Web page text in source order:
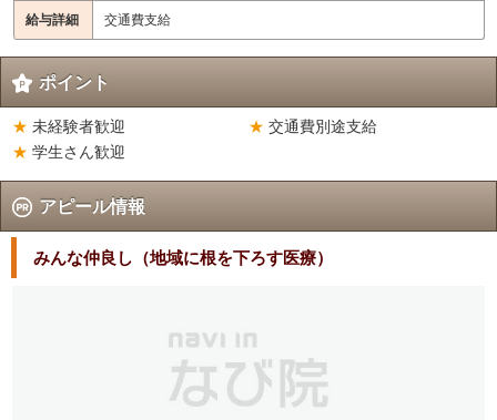
給与詳細 交通費支給
ポイント
未経験者歓迎
交通費別途支給
学生さん歓迎
アピール情報
みんな仲良し（地域に根を下ろす医療）